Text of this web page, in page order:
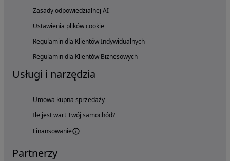
Zasady odpowiedzialnej AI
Ustawienia plików cookie
Regulamin dla Klientów Indywidualnych
Regulamin dla Klientów Biznesowych
Usługi i narzędzia
Umowa kupna sprzedaży
Ile jest wart Twój samochód?
Finansowanie
Partnerzy